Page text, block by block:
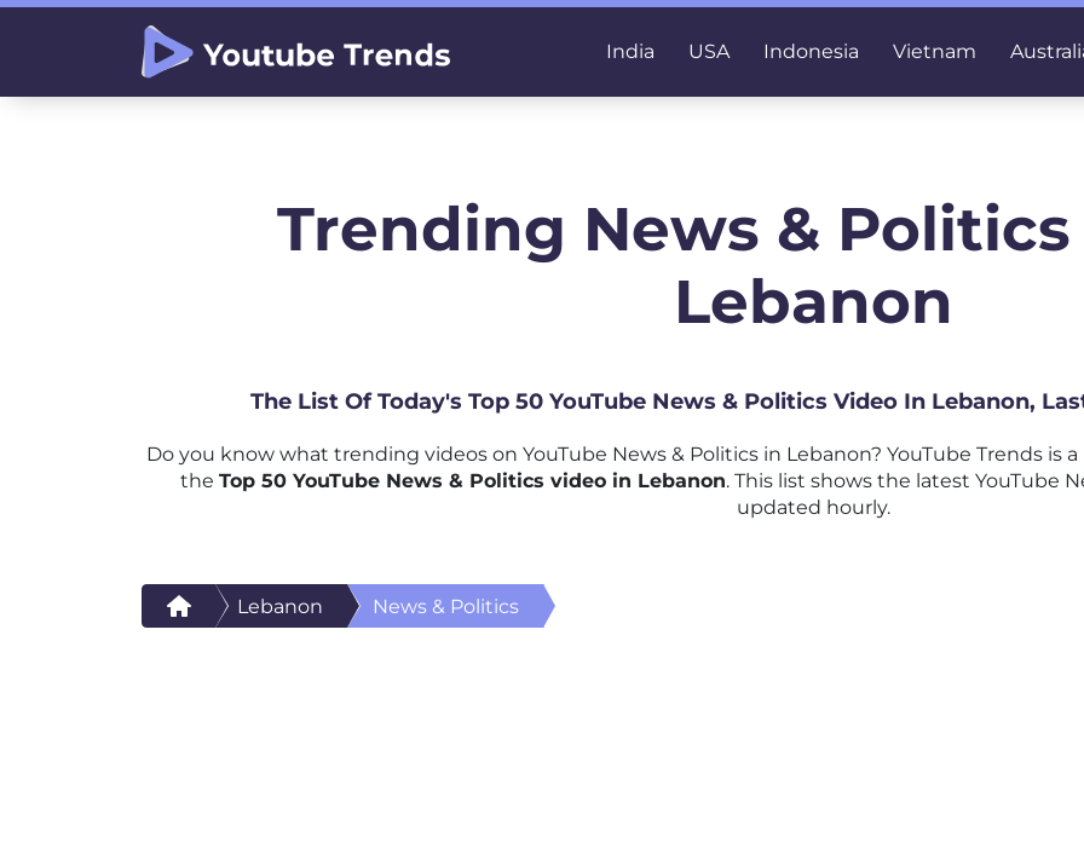
India USA Indonesia Vietnam
Trending News &
Lebanon
The List Of Today's Top 50 YouTube News & Politics Video In Lebanon,
Do you know what trending videos on YouTube News & Politics in Lebanon? YouTube Trends is
the Top 50 YouTube News & Politics video in Lebanon. This list shows the latest YouTube
updated hourly.
Lebanon News & Politics